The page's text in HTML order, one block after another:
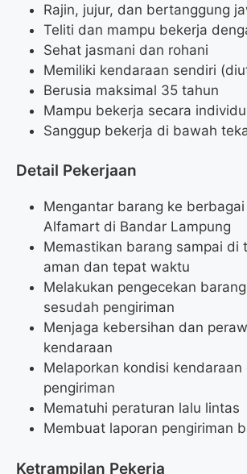
Rajin, jujur, dan bertanggung
Teliti dan mampu bekerja
Sehat jasmani dan rohani
Memiliki kendaraan sendiri
Berusia maksimal 35 tahun
Mampu bekerja secara
Sanggup bekerja di bawah
Detail Pekerjaan
Mengantar barang ke
Alfamart di Bandar Lampung
Memastikan barang sampai di
aman dan tepat waktu
Melakukan pengecekan
sesudah pengiriman
Menjaga kebersihan dan
kendaraan
Melaporkan kondisi kendaraan
pengiriman
Mematuhi peraturan lalu lintas
Membuat laporan pengiriman
Ketrampilan Pekerja